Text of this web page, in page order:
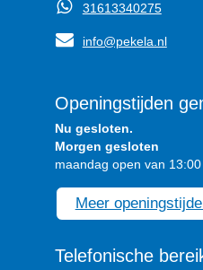
31613340275
info@pekela.nl
Openingstijden
Nu gesloten.
Morgen gesloten
maandag open van
Meer
Telefonische